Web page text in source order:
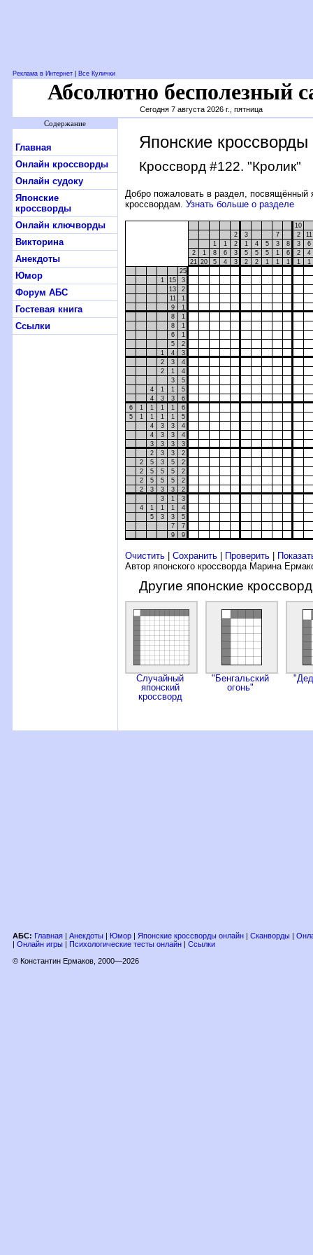
Реклама в Интернет Все Кулички
Абсолютно бесполезный
Сегодня 7 августа 2026 г., пятница
Содержание
Главная
Онлайн кроссворды
Онлайн судоку
Японские
кроссворды
Онлайн ключворды
Викторина
Анекдоты
Юмор
Форум АБС
Гостевая книга
Ссылки
Японские
Кроссворд #122. "Кролик"
Добро пожаловать в раздел, посвящённый
кроссвордам. Узнать больше о разделе
10
2
3 7 2
11
1
1 2 1 4 5 3 8 3
6
2
1 8 6 3 5 5 5 1 6 2
4
21 20 5 4 3 2 2 1 1 1 1
1
25
1
15
3
13
2
11
1
9
1
8
1
8
1
6
1
5
2
1
4
3
2
3
4
2
1
4
3
5
4
1 1
5
4
3 3
6
6
1 1 1 1
6
5
1 1 1 1
5
4
3 3
4
4
3 3
4
3
3 3
3
2
3 3
2
2
5 3 5
2
2
5 5 5
2
2
5 5 5
2
2
3 3 3
2
3
1
3
4
1 1 1
4
5
3 3
5
7
7
9
9
Очистить Сохранить Проверить
Автор японского кроссворда Марина
Другие японские
Случайный
японский
кроссворд
"Бенгальский
огонь"
АБС: Главная | Анекдоты | Юмор | Японские кроссворды онлайн | Сканворды |
| Онлайн игры | Психологические тесты онлайн | Ссылки
© Константин Ермаков, 2000—2026